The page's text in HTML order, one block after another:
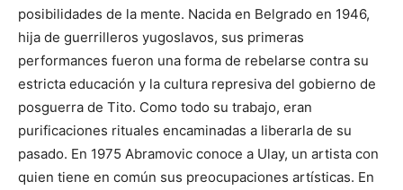
posibilidades de la mente. Nacida en Belgrado en 1946,
hija de guerrilleros yugoslavos, sus primeras
performances fueron una forma de rebelarse contra su
estricta educación y la cultura represiva del gobierno de
posguerra de Tito. Como todo su trabajo, eran
purificaciones rituales encaminadas a liberarla de su
pasado. En 1975 Abramovic conoce a Ulay, un artista con
quien tiene en común sus preocupaciones artísticas. En